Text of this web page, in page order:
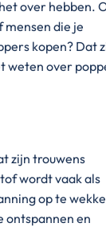
over hebben.
die je
kopen? Dat
weten over
zijn trouwens
wordt vaak als
op te
ontspannen en